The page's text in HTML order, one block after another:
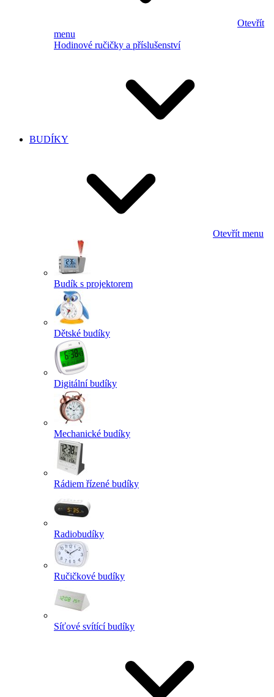
Otevřít
menu
Hodinové ručičky a příslušenství
BUDÍKY
Otevřít menu
Budík s projektorem
Dětské budíky
Digitální budíky
Mechanické budíky
Rádiem řízené budíky
Radiobudíky
Ručičkové budíky
Síťové svítící budíky